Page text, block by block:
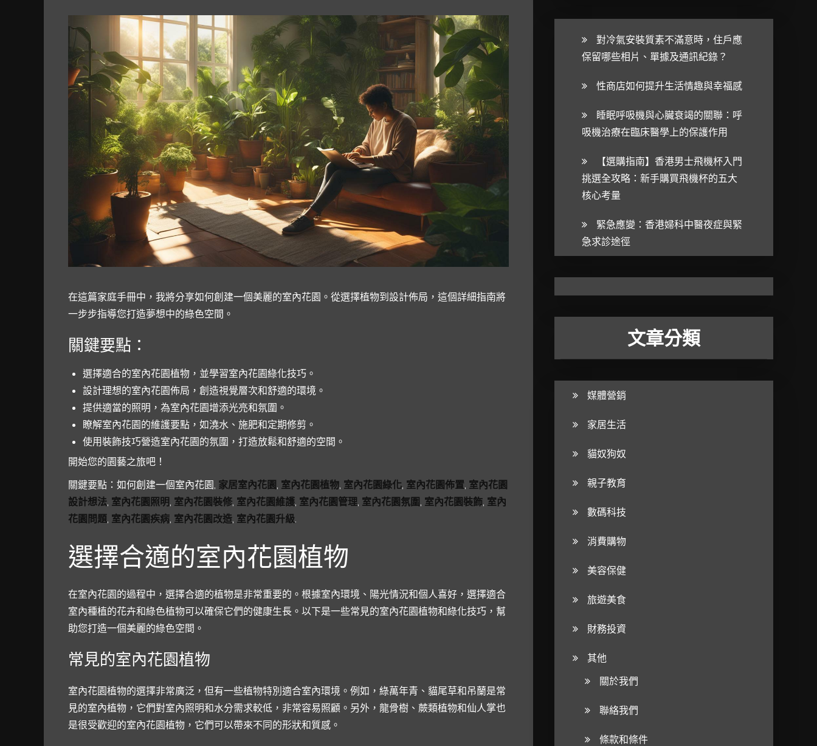
在這篇家庭手冊中，我將分享如何創建一個美麗的室內花園。從選擇植物到設計佈局，這個詳細指南將
一步步指導您打造夢想中的綠色空間。
關鍵要點：
選擇適合的室內花園植物，並學習室內花園綠化技巧。
設計理想的室內花園佈局，創造視覺層次和舒適的環境。
提供適當的照明，為室內花園增添光亮和氛圍。
瞭解室內花園的維護要點，如澆水、施肥和定期修剪。
使用裝飾技巧營造室內花園的氛圍，打造放鬆和舒適的空間。
開始您的園藝之旅吧！
關鍵要點：如何創建一個室內花園, 家居室內花園, 室內花園植物, 室內花園綠化, 室內花園佈置, 室內花園
設計想法, 室內花園照明, 室內花園裝修, 室內花園維護, 室內花園管理, 室內花園氛圍, 室內花園裝飾, 室內
花園問題, 室內花園疾病, 室內花園改造, 室內花園升級.
選擇合適的室內花園植物
在室內花園的過程中，選擇合適的植物是非常重要的。根據室內環境、陽光情況和個人喜好，選擇適合
室內種植的花卉和綠色植物可以確保它們的健康生長。以下是一些常見的室內花園植物和綠化技巧，幫
助您打造一個美麗的綠色空間。
常見的室內花園植物
室內花園植物的選擇非常廣泛，但有一些植物特別適合室內環境。例如，綠萬年青、貓尾草和吊蘭是常
見的室內植物，它們對室內照明和水分需求較低，非常容易照顧。另外，龍骨樹、蕨類植物和仙人掌也
是很受歡迎的室內花園植物，它們可以帶來不同的形狀和質感。
對冷氣安裝質素不滿意時，住戶應
保留哪些相片、單據及通訊紀錄？
性商店如何提升生活情趣與幸福感
睡眠呼吸機與心臟衰竭的關聯：呼
吸機治療在臨床醫學上的保護作用
【選購指南】香港男士飛機杯入門
挑選全攻略：新手購買飛機杯的五大
核心考量
緊急應變：香港婦科中醫夜症與緊
急求診途徑
文章分類
媒體營銷
家居生活
貓奴狗奴
親子教育
數碼科技
消費購物
美容保健
旅遊美食
財務投資
其他
關於我們
聯絡我們
條款和條件